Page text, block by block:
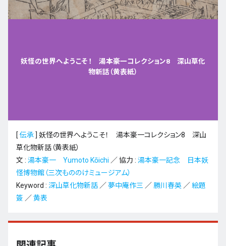
妖怪の世界へようこそ！ 湯本豪一コレクション8 深山草化
物新話（黄表紙）
[ 伝承 ] 妖怪の世界へようこそ！ 湯本豪一コレクション8 深山
草化物新話（黄表紙）
文 : 湯本豪一 Yumoto Kōichi ／ 協力 : 湯本豪一記念 日本妖
怪博物館（三次もののけミュージアム）
Keyword : 深山草化物新話 ／ 夢中庵作三 ／ 勝川春英 ／ 絵題
簽 ／ 黄表